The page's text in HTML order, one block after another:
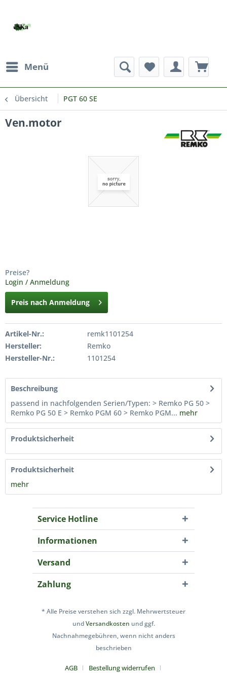
Menü
Übersicht PGT 60 SE
Ven.motor
Preise?
Login / Anmeldung
Preis nach Anmeldung
Artikel-Nr.:
remk1101254
Hersteller:
Remko
Hersteller-Nr.:
1101254
Beschreibung
passend in nachfolgenden Serien/Typen: > Remko PG 50 >
Remko PG 50 E > Remko PGM 60 > Remko PGM... mehr
Produktsicherheit
Produktsicherheit
mehr
Service Hotline
Informationen
Versand
Zahlung
* Alle Preise verstehen sich zzgl. Mehrwertsteuer
undVersandkosten und ggf.
Nachnahmegebühren, wenn nicht anders
beschrieben
AGB
Bestellung widerrufen